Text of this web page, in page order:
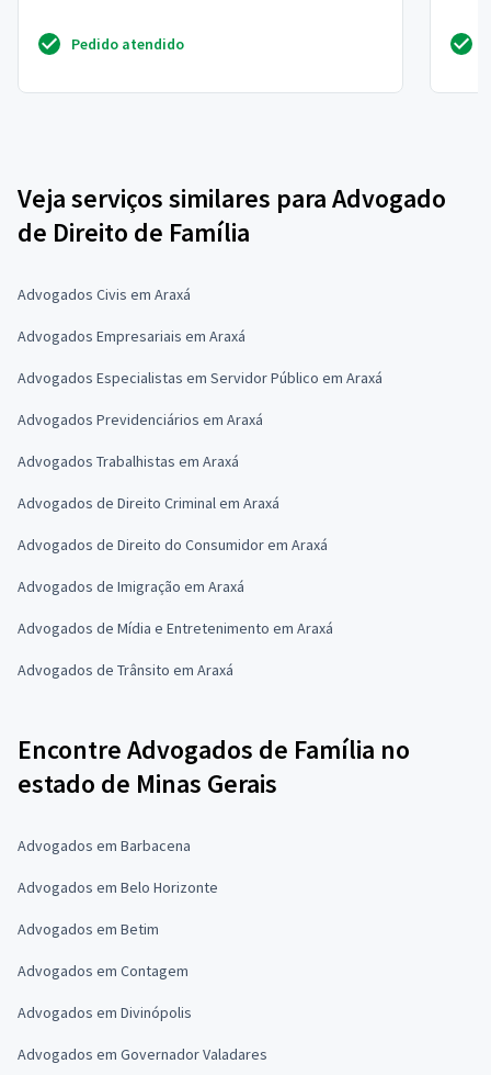
Pedido atendido
Veja serviços similares para Advogado
de Direito de Família
Advogados Civis em Araxá
Advogados Empresariais em Araxá
Advogados Especialistas em Servidor Público em Araxá
Advogados Previdenciários em Araxá
Advogados Trabalhistas em Araxá
Advogados de Direito Criminal em Araxá
Advogados de Direito do Consumidor em Araxá
Advogados de Imigração em Araxá
Advogados de Mídia e Entretenimento em Araxá
Advogados de Trânsito em Araxá
Encontre Advogados de Família no
estado de Minas Gerais
Advogados em Barbacena
Advogados em Belo Horizonte
Advogados em Betim
Advogados em Contagem
Advogados em Divinópolis
Advogados em Governador Valadares